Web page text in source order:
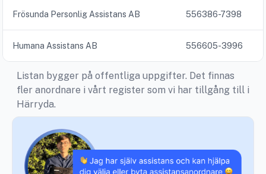
Frösunda Personlig Assistans AB 556386-7398
Humana Assistans AB 556605-3996
Listan bygger på offentliga uppgifter. Det finnas
fler anordnare i vårt register som vi har tillgång till i
Härryda.